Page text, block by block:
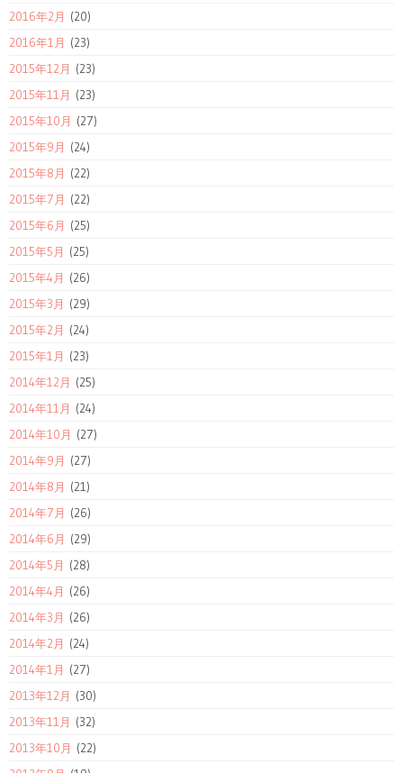
2016年2月 (20)
2016年1月 (23)
2015年12月 (23)
2015年11月 (23)
2015年10月 (27)
2015年9月 (24)
2015年8月 (22)
2015年7月 (22)
2015年6月 (25)
2015年5月 (25)
2015年4月 (26)
2015年3月 (29)
2015年2月 (24)
2015年1月 (23)
2014年12月 (25)
2014年11月 (24)
2014年10月 (27)
2014年9月 (27)
2014年8月 (21)
2014年7月 (26)
2014年6月 (29)
2014年5月 (28)
2014年4月 (26)
2014年3月 (26)
2014年2月 (24)
2014年1月 (27)
2013年12月 (30)
2013年11月 (32)
2013年10月 (22)